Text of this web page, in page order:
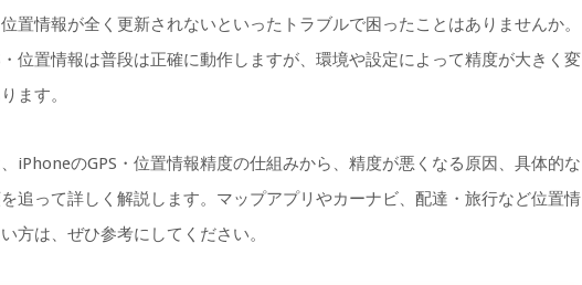
置情報が全く更新されないといったトラブルで困ったことはありませんか。
位置情報は普段は正確に動作しますが、環境や設定によって精度が大きく変
ます。
iPhoneのGPS・位置情報精度の仕組みから、精度が悪くなる原因、具体的な
追って詳しく解説します。マップアプリやカーナビ、配達・旅行など位置情
方は、ぜひ参考にしてください。